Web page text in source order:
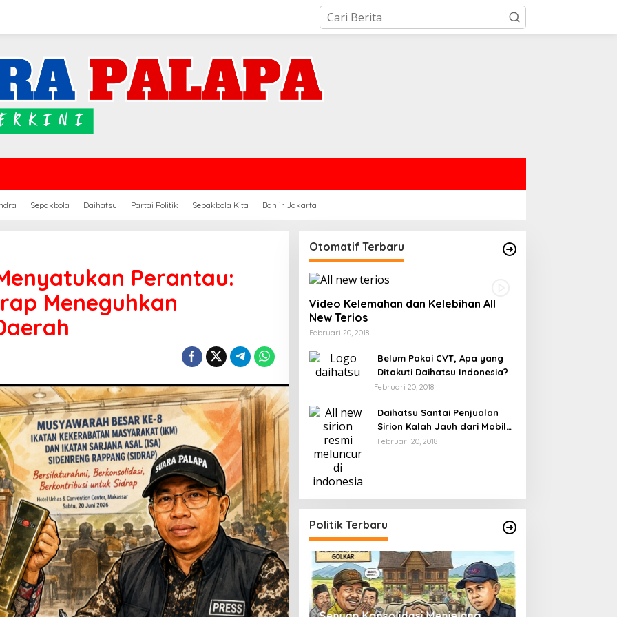
Sepakbola Daihatsu Partai Politik Sepakbola Kita Banjir Jakarta
Perantau:
Meneguhkan
Otomatif Terbaru
Video Kelemahan dan Kelebihan All
New Terios
Februari 20, 2018
Belum Pakai CVT, Apa yang
Ditakuti Daihatsu Indonesia?
Februari 20, 2018
Daihatsu Santai Penjualan
Sirion Kalah Jauh dari Mobil
LCGC
Februari 20, 2018
Politik Terbaru